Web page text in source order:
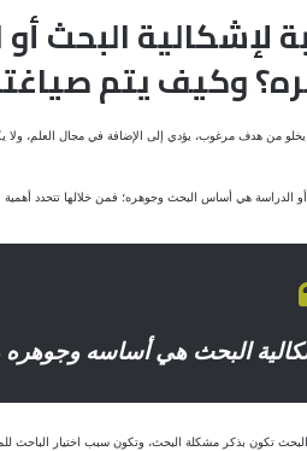
لإشكالية
وكيف يتم
من هدف مرغوب، يؤدي إلى الإضافة في مجال العلم، ولا
أو الدراسة هي أساس البحث وجوهره؛ فمن خلالها تتحدد
البحث هي أساسه وجوهره
تكون بذكر مشكلة البحث، وتكون سبب اختيار الباحث